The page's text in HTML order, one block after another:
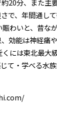
20分、また主
で、年間通し
わいと、昔な
効能は神経痛
には東北最大
て・学べる水